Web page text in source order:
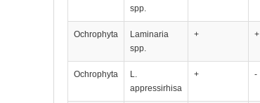
spp.
Ochrophyta
Laminaria
spp.
+ +
Ochrophyta
L.
appressirhisa
+ -